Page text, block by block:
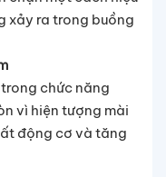
xảy ra trong buồng
chức năng
vì hiện tượng mài
động cơ và tăng